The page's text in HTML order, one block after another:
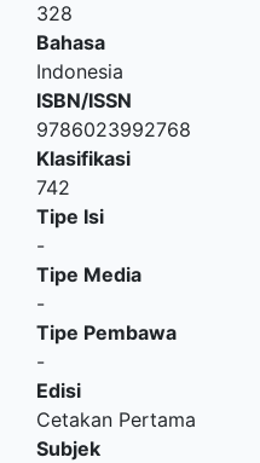
328
Bahasa
Indonesia
ISBN/ISSN
9786023992768
Klasifikasi
742
Tipe Isi
-
Tipe Media
-
Tipe Pembawa
-
Edisi
Cetakan Pertama
Subjek